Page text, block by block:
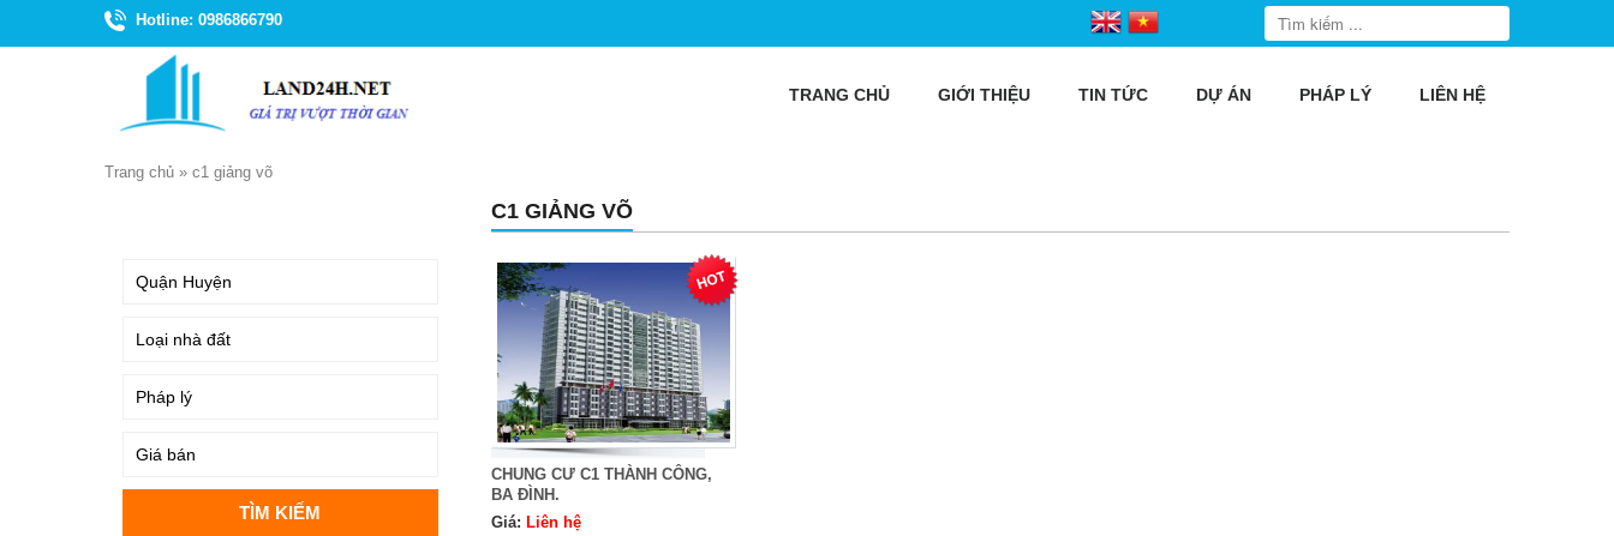
Hotline: 0986866790
TRANG CHỦ GIỚI THIỆU TIN TỨC DỰ ÁN PHÁP LÝ LIÊN HỆ
Trang chủ » c1 giảng võ
C1 GIẢNG VÕ
CHUNG CƯ C1 THÀNH CÔNG,
BA ĐÌNH.
Giá: Liên hệ